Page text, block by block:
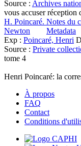
Source : Archives
vous accuser réception
H. Poincaré. Notes du
Newton
Metadata
Exp : Poincaré, Henri
Source : Private
tome 4
Henri Poincaré: la
À propos
FAQ
Contact
Conditions